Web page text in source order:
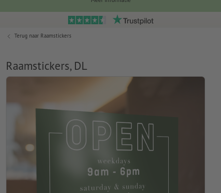
Terug naar Raamstickers
Raamstickers, DL